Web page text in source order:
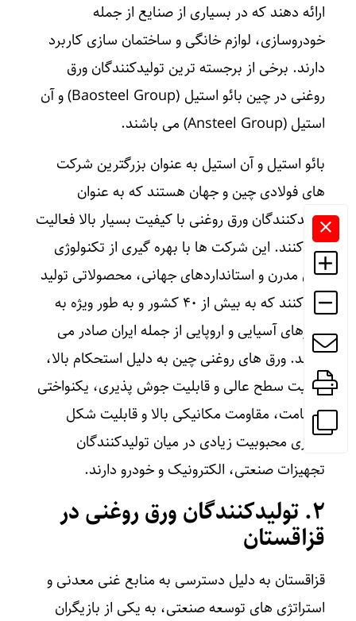
ارائه دهند که در بسیاری از صنایع از جمله
خودروسازی، لوازم خانگی و ساختمان‌ سازی کاربرد
دارند. برخی از برجسته‌ ترین تولیدکنندگان ورق
روغنی در چین بائو استیل (Baosteel Group) و آن‌
استیل (Ansteel Group) می باشند.
بائو استیل و آن‌ استیل به عنوان بزرگترین شرکت‌
های فولادی چین و جهان هستند که به عنوان
تولیدکنندگان ورق‌ روغنی با کیفیت بسیار بالا فعالیت
می‌ کنند. این شرکت ها با بهره‌ گیری از تکنولوژی‌
های مدرن و استانداردهای جهانی، محصولاتی تولید
می‌ کنند که به بیش از 40 کشور و به طور ویژه به
بازارهای آسیایی و اروپایی از جمله ایران صادر می‌
شوند. ورق‌ های روغنی چین به دلیل استحکام بالا،
کیفیت سطح عالی و قابلیت جوش‌ پذیری، یکنواختی
ضخامت، مقاومت مکانیکی بالا و قابلیت شکل‌
پذیری محبوبیت زیادی در میان تولیدکنندگان
تجهیزات صنعتی، الکترونیک و خودرو دارند.
۲. تولیدکنندگان ورق روغنی در
قزاقستان
قزاقستان به دلیل دسترسی به منابع غنی معدنی و
استراتژی‌ های توسعه صنعتی، به یکی از بازیگران